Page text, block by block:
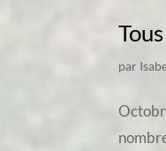
par